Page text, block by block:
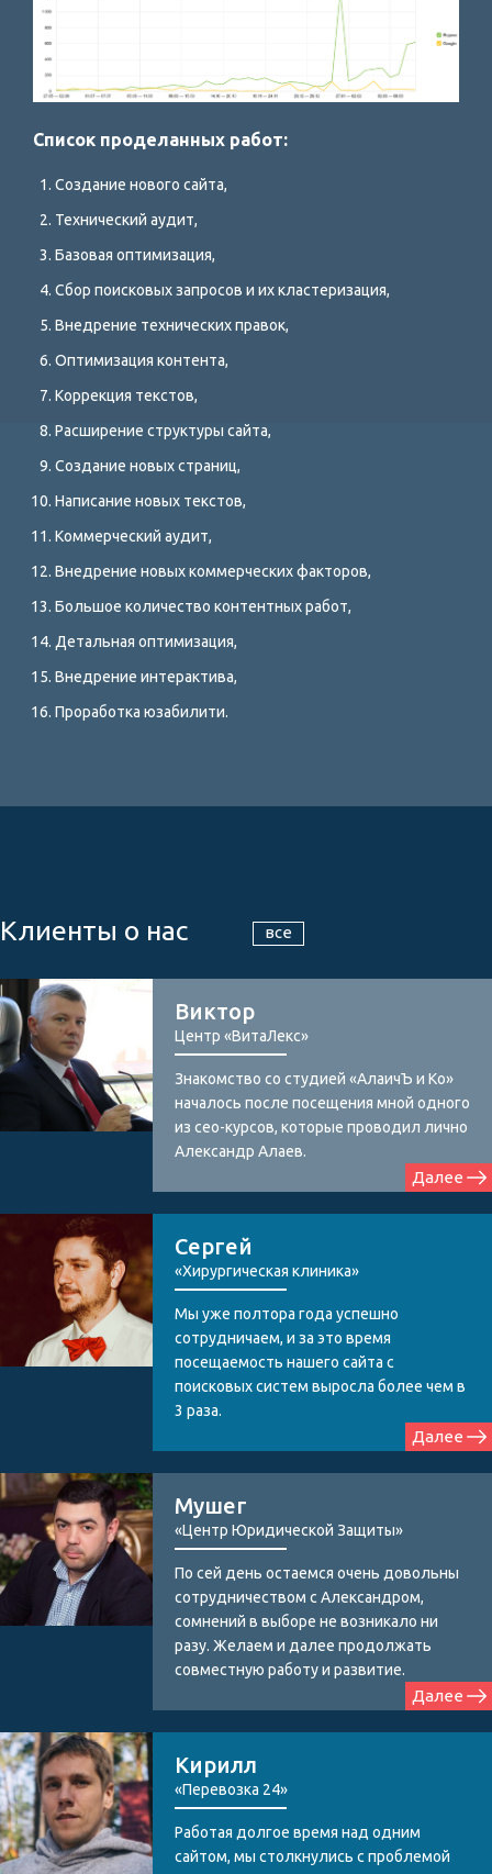
Список проделанных работ:
Создание нового сайта,
Технический аудит,
Базовая оптимизация,
Сбор поисковых запросов и их кластеризация,
Внедрение технических правок,
Оптимизация контента,
Коррекция текстов,
Расширение структуры сайта,
Создание новых страниц,
Написание новых текстов,
Коммерческий аудит,
Внедрение новых коммерческих факторов,
Большое количество контентных работ,
Детальная оптимизация,
Внедрение интерактива,
Проработка юзабилити.
Клиенты о нас все
Виктор
Центр «ВитаЛекс»
Знакомство со студией «АлаичЪ и Ко»
началось после посещения мной одного
из сео-курсов, которые проводил лично
Александр Алаев.
Далее
Сергей
«Хирургическая клиника»
Мы уже полтора года успешно
сотрудничаем, и за это время
посещаемость нашего сайта с
поисковых систем выросла более чем в
3 раза.
Далее
Мушег
«Центр Юридической Защиты»
По сей день остаемся очень довольны
сотрудничеством с Александром,
сомнений в выборе не возникало ни
разу. Желаем и далее продолжать
совместную работу и развитие.
Далее
Кирилл
«Перевозка 24»
Работая долгое время над одним
сайтом, мы столкнулись с проблемой